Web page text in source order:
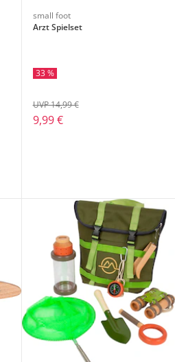
small foot
Arzt Spielset
33 %
9,99 €
UVP 14,99 €